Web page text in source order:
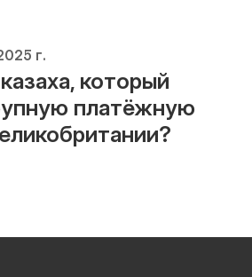
г.
который
платёжную